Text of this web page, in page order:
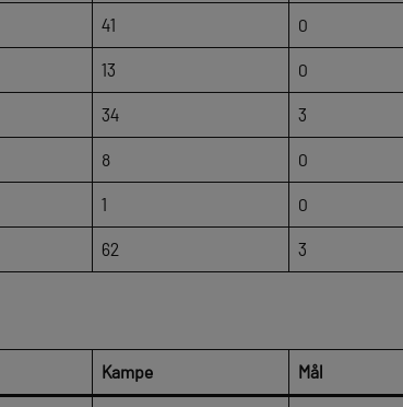
41 0
13 0
34 3
8 0
1 0
62 3
Kampe Mål